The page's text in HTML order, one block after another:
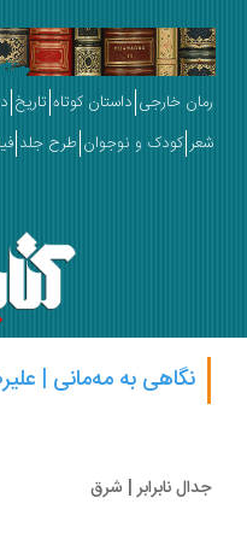
خارجی داستان کوتاه تاریخ دین و
کودک و نوجوان طرح جلد فیلم طنز
نگاهی به مه‌مانی | علیرضا
نابرابر | شرق